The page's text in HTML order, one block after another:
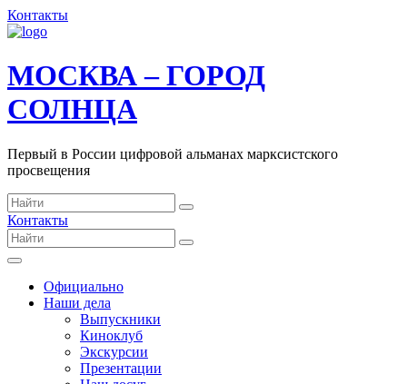
Контакты
МОСКВА – ГОРОД
СОЛНЦА
Первый в России цифровой альманах марксистского
просвещения
Контакты
Официально
Наши дела
Выпускники
Киноклуб
Экскурсии
Презентации